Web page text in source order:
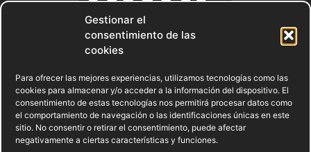
Gestionar el
consentimiento de las
cookies
Para ofrecer las mejores experiencias, utilizamos tecnologías como las
cookies para almacenar y/o acceder a la información del dispositivo. El
consentimiento de estas tecnologías nos permitirá procesar datos como
el comportamiento de navegación o las identificaciones únicas en este
sitio. No consentir o retirar el consentimiento, puede afectar
negativamente a ciertas características y funciones.